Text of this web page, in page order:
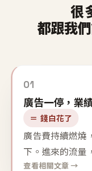
很
都跟我
01
廣告一停，業
＝ 錢白花了
廣告費持續燃燒
下。進來的流量
查看相關文章 →